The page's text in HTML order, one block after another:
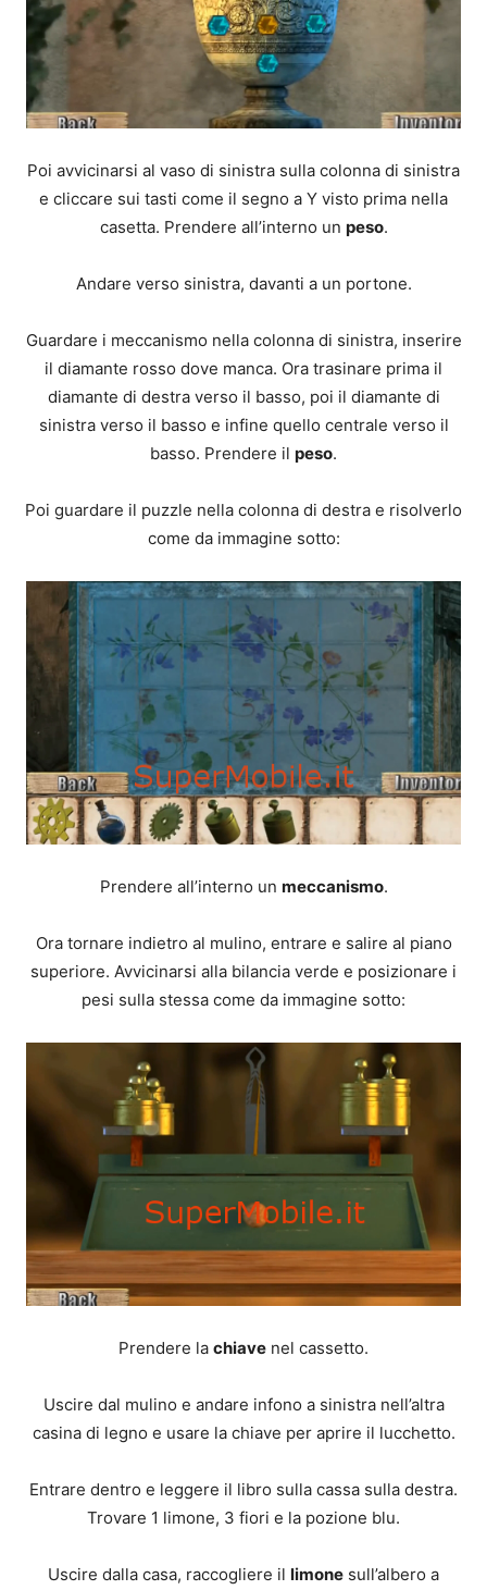
Poi avvicinarsi al vaso di sinistra sulla colonna di sinistra
e cliccare sui tasti come il segno a Y visto prima nella
casetta. Prendere all’interno un peso.
Andare verso sinistra, davanti a un portone.
Guardare i meccanismo nella colonna di sinistra, inserire
il diamante rosso dove manca. Ora trasinare prima il
diamante di destra verso il basso, poi il diamante di
sinistra verso il basso e infine quello centrale verso il
basso. Prendere il peso.
Poi guardare il puzzle nella colonna di destra e risolverlo
come da immagine sotto:
Prendere all’interno un meccanismo.
Ora tornare indietro al mulino, entrare e salire al piano
superiore. Avvicinarsi alla bilancia verde e posizionare i
pesi sulla stessa come da immagine sotto:
Prendere la chiave nel cassetto.
Uscire dal mulino e andare infono a sinistra nell’altra
casina di legno e usare la chiave per aprire il lucchetto.
Entrare dentro e leggere il libro sulla cassa sulla destra.
Trovare 1 limone, 3 fiori e la pozione blu.
Uscire dalla casa, raccogliere il limone sull’albero a